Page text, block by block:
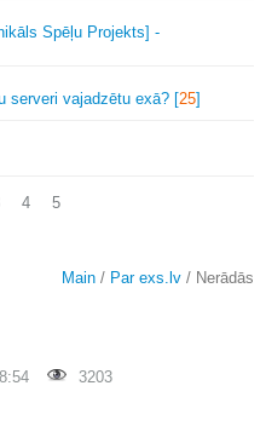
Spēļu Projekts] -
serveri vajadzētu exā? [25]
4 5
Main / Par exs.lv / Nerādās
3203